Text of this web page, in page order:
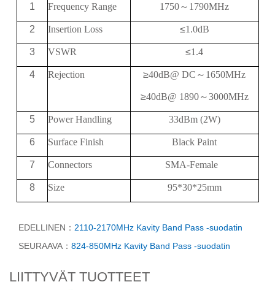
1 FrequencyRange 1750～ 1790MHz
2 Insertion Loss ≤1.0dB
3 VSWR ≤1.4
4 Rejection ≥40dB@ DC ～ 1650MHz
≥40dB@ 1890～3000MHz
5 Power Handling 33dBm (2W)
6 Surface Finish Black Paint
7 Connectors SMA-Female
8 Size 95*30*25mm
EDELLINEN： 2110-2170MHz Kavity Band Pass -suodatin
SEURAAVA： 824-850MHz Kavity Band Pass -suodatin
LIITTYVÄT TUOTTEET